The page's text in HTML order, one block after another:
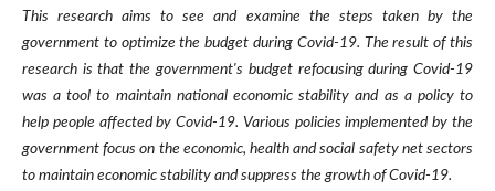
This research aims to see and examine the steps taken by the
government to optimize the budget during Covid-19. The result of this
research is that the government's budget refocusing during Covid-19
was a tool to maintain national economic stability and as a policy to
help people affected by Covid-19. Various policies implemented by the
government focus on the economic, health and social safety net sectors
to maintain economic stability and suppress the growth of Covid-19.